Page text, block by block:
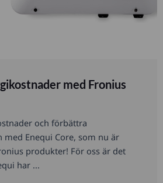
med Fronius
och förbättra
Enequi Core, som nu är
produkter! För oss är det
har ...